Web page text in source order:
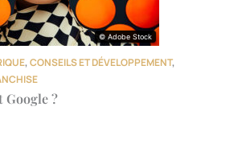
© Adobe Stock
© Adobe Stock
,CONSEILS ET DÉVELOPPEMENT,
Google ?